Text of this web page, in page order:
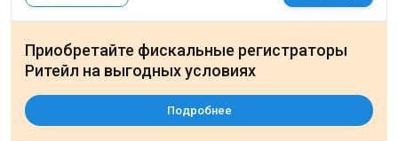
Приобретайте фискальные регистраторы
Ритейл на выгодных условиях
Подробнее